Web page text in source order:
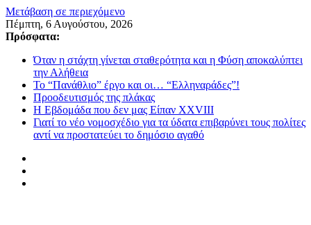
Μετάβαση σε περιεχόμενο
Πέμπτη, 6 Αυγούστου, 2026
Πρόσφατα:
Όταν η στάχτη γίνεται σταθερότητα και η Φύση αποκαλύπτει
την Αλήθεια
Το “Πανάθλιο” έργο και οι… “Ελληναράδες”!
Προοδευτισμός της πλάκας
Η Εβδομάδα που δεν μας Είπαν XXVIII
Γιατί το νέο νομοσχέδιο για τα ύδατα επιβαρύνει τους πολίτες
αντί να προστατεύει το δημόσιο αγαθό